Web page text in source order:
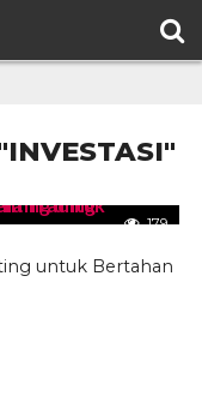
179
untuk Bertahan